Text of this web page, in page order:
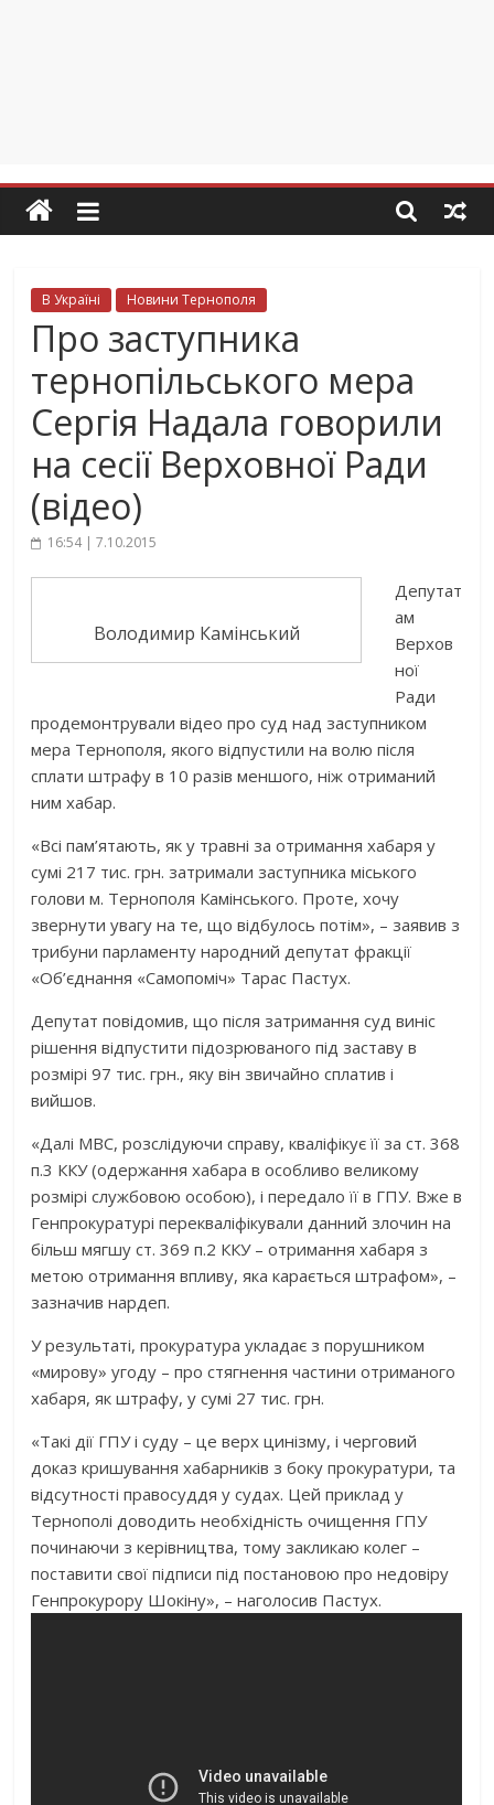
В Україні Новини Тернополя
Про заступника
тернопільського мера
Сергія Надала говорили
на сесії Верховної Ради
(відео)
16:54 | 7.10.2015
Володимир Камінський
Депутат
ам
Верхов
ної
Ради
продемонтрували відео про суд над заступником
мера Тернополя, якого відпустили на волю після
сплати штрафу в 10 разів меншого, ніж отриманий
ним хабар.
«Всі пам’ятають, як у травні за отримання хабаря у
сумі 217 тис. грн. затримали заступника міського
голови м. Тернополя Камінського. Проте, хочу
звернути увагу на те, що відбулось потім», – заявив з
трибуни парламенту народний депутат фракції
«Об’єднання «Самопоміч» Тарас Пастух.
Депутат повідомив, що після затримання суд виніс
рішення відпустити підозрюваного під заставу в
розмірі 97 тис. грн., яку він звичайно сплатив і
вийшов.
«Далі МВС, розслідуючи справу, кваліфікує її за ст. 368
п.3 ККУ (одержання хабара в особливо великому
розмірі службовою особою), і передало її в ГПУ. Вже в
Генпрокуратурі перекваліфікували данний злочин на
більш мягшу ст. 369 п.2 ККУ – отримання хабаря з
метою отримання впливу, яка карається штрафом», –
зазначив нардеп.
У результаті, прокуратура укладає з порушником
«мирову» угоду – про стягнення частини отриманого
хабаря, як штрафу, у сумі 27 тис. грн.
«Такі дії ГПУ і суду – це верх цинізму, і черговий
доказ кришування хабарників з боку прокуратури, та
відсутності правосуддя у судах. Цей приклад у
Тернополі доводить необхідність очищення ГПУ
починаючи з керівництва, тому закликаю колег –
поставити свої підписи під постановою про недовіру
Генпрокурору Шокіну», – наголосив Пастух.